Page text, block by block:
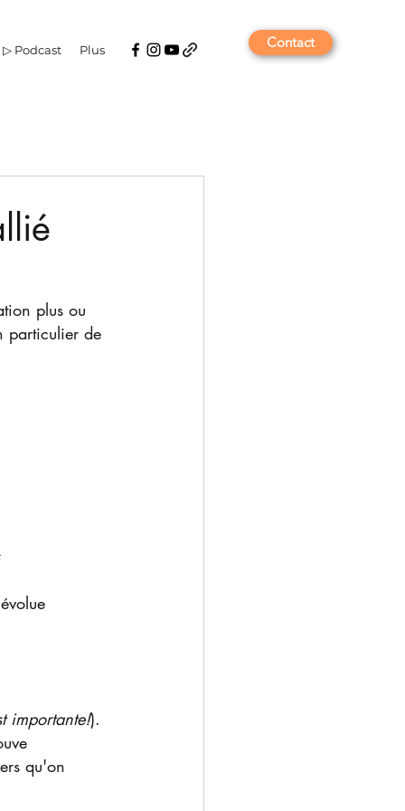
▷ Podcast Plus Contact
plus ou
particulier de
importante!).
qu'on